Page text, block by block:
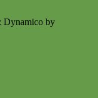
Dynamico by